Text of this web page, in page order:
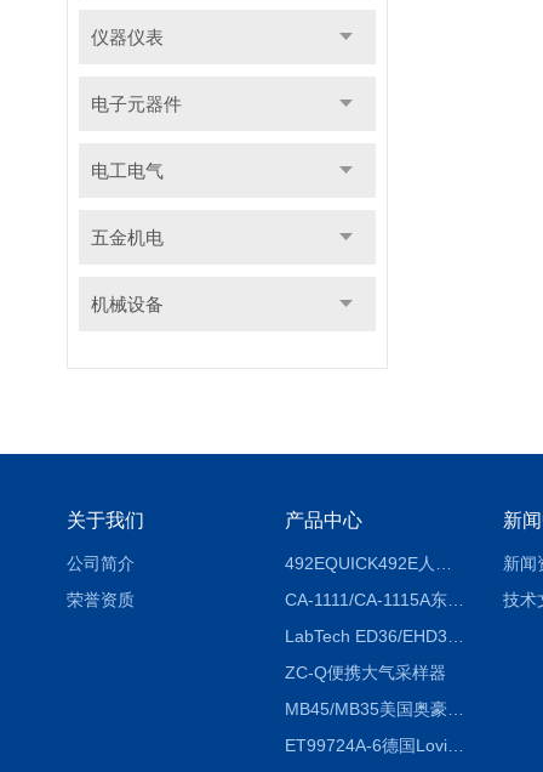
仪器仪表
电子元器件
电工电气
五金机电
机械设备
关于我们
公司简介
荣誉资质
产品中心
CA-1111/CA-1115A东京理化EYELA CA-1111/CA-1115A冷却水循环装置
ZC-Q便携大气采样器
MB45/MB35美国奥豪斯OHAUS MB45/MB35卤素红外水分测定仪
ET99724A-6德国Lovibond ET99724A-6微电脑BOD测定仪
新
新闻
技术